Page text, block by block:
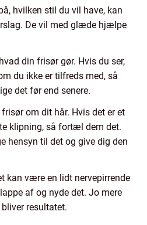
hvilken stil du vil have, kan
De vil med glæde hjælpe
din frisør gør. Hvis du ser,
du ikke er tilfreds med, så
det før end senere.
om dit hår. Hvis det er et
klipning, så fortæl dem det.
hensyn til det og give dig den
kan være en lidt nervepirrende
af og nyde det. Jo mere
resultatet.